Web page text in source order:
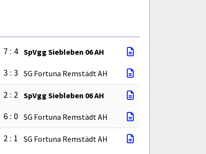
7 : 4 SpVgg Siebleben 06 AH
3 : 3 SG Fortuna Remstädt AH
2 : 2 SpVgg Siebleben 06 AH
6 : 0 SG Fortuna Remstädt AH
2 : 1 SG Fortuna Remstädt AH